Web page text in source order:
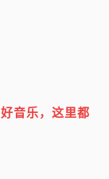
音乐，这里都